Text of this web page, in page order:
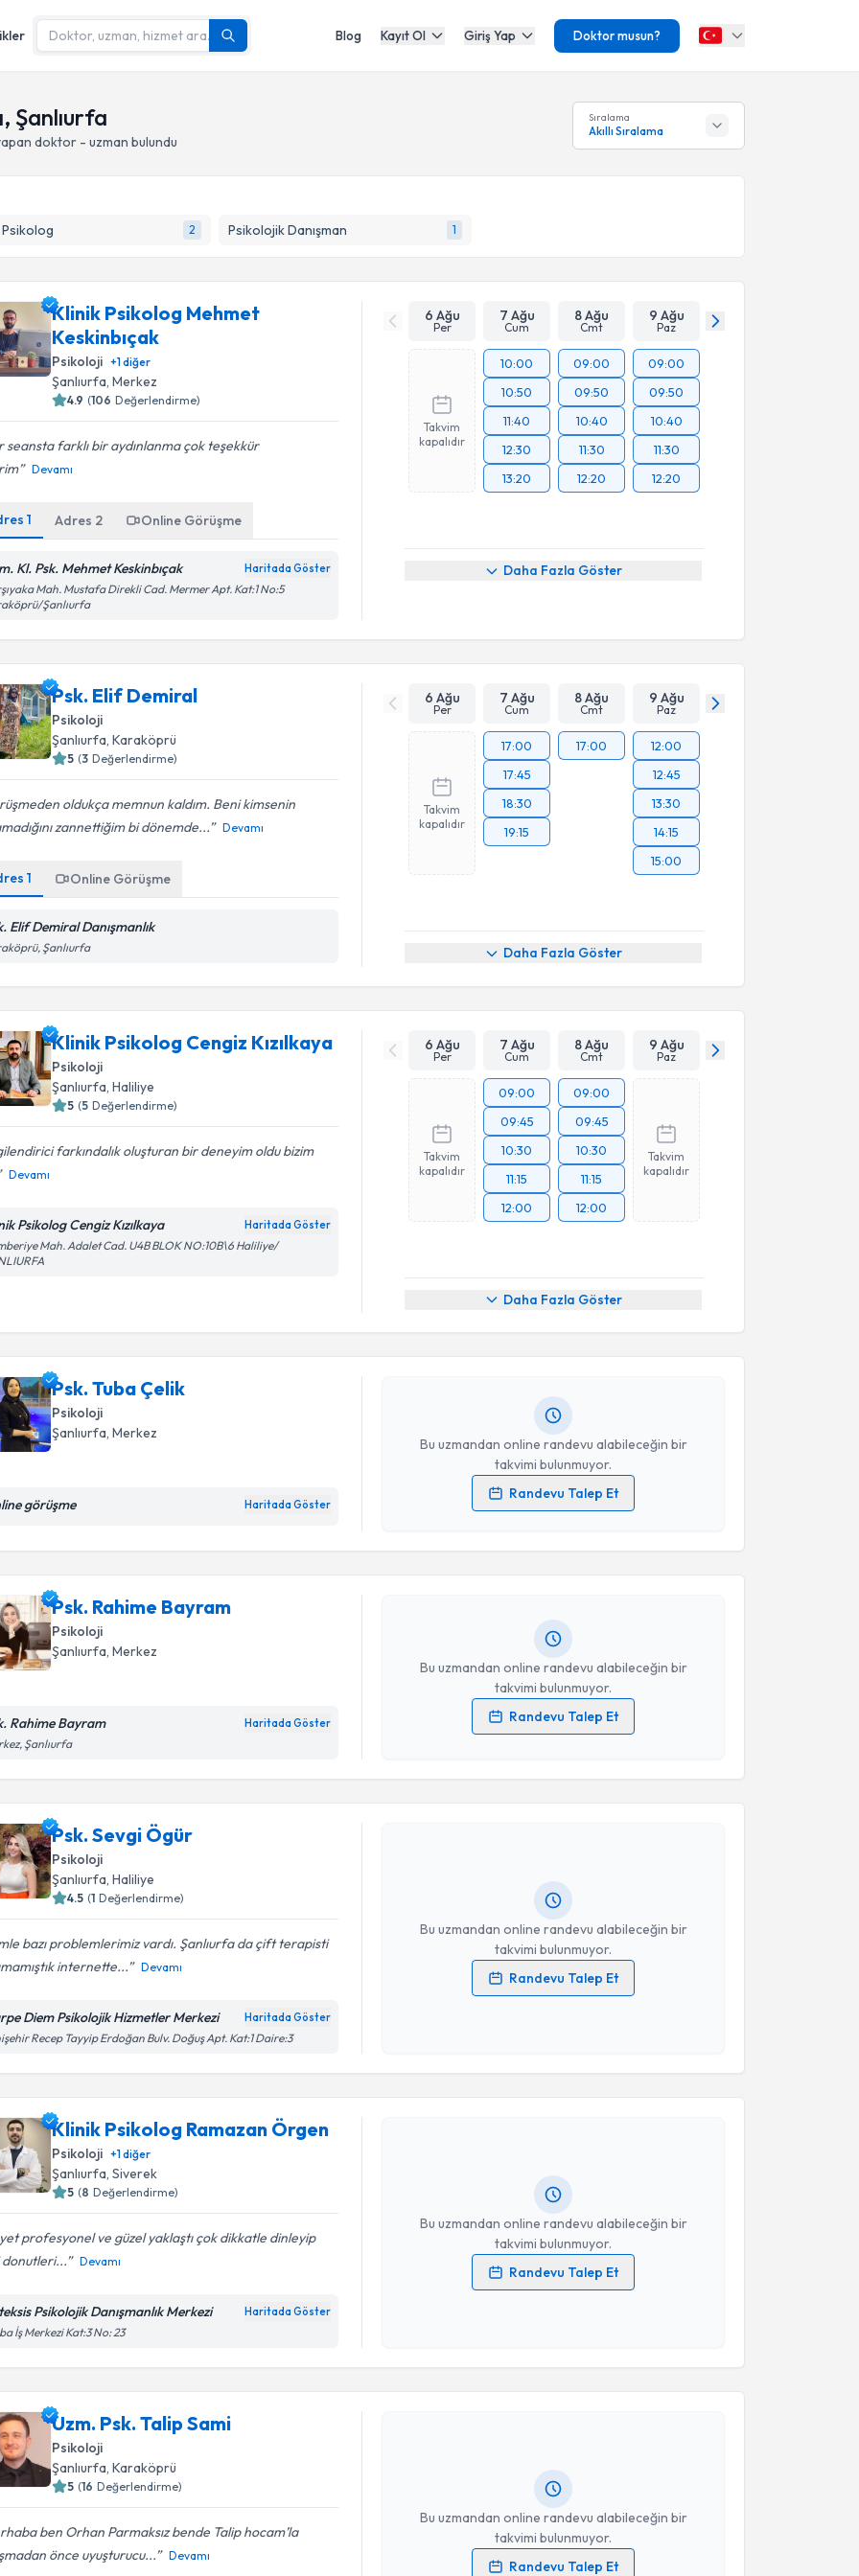
Blog Kayıt Ol Giriş Yap Doktor musun?
Şanlıurfa
doktor - uzman bulundu
Sıralama
Akıllı Sıralama
2 Psikolojik Danışman 1
Klinik Psikolog Mehmet
Keskinbıçak
Psikoloji +1diğer
Şanlıurfa, Merkez
4.9 (106 Değerlendirme)
seansta farklı bir aydınlanma çok teşekkür
Devamı
1 Adres 2 Online Görüşme
Kl. Psk. Mehmet Keskinbıçak Haritada Göster
Mah. Mustafa Direkli Cad. Mermer Apt. Kat:1 No:5
Şanlıurfa
6 Ağu
Per
7 Ağu
Cum
8 Ağu
Cmt
9 Ağu
Paz
Takvim
kapalıdır
10:00
10:50
11:40
12:30
13:20
09:00
09:50
10:40
11:30
12:20
09:00
09:50
10:40
11:30
12:20
Daha Fazla Göster
Psk. Elif Demiral
Psikoloji
Şanlıurfa, Karaköprü
5 (3 Değerlendirme)
oldukça memnun kaldım. Beni kimsenin
zannettiğim bi dönemde...
Devamı
1 Online Görüşme
Elif Demiral Danışmanlık
Şanlıurfa
6 Ağu
Per
7 Ağu
Cum
8 Ağu
Cmt
9 Ağu
Paz
Takvim
kapalıdır
17:00
17:45
18:30
19:15
17:00
12:00
12:45
13:30
14:15
15:00
Daha Fazla Göster
Klinik Psikolog Cengiz Kızılkaya
Psikoloji
Şanlıurfa , Haliliye
5 (5 Değerlendirme)
farkındalık oluşturan bir deneyim oldu bizim
Devamı
Psikolog Cengiz Kızılkaya Haritada Göster
Mah. Adalet Cad. U4B BLOK NO:10B\6 Haliliye/
6 Ağu
Per
7 Ağu
Cum
8 Ağu
Cmt
9 Ağu
Paz
Takvim
kapalıdır
09:00
09:45
10:30
11:15
12:00
09:00
09:45
10:30
11:15
12:00
Takvim
kapalıdır
Daha Fazla Göster
Psk. Tuba Çelik
Psikoloji
Şanlıurfa, Merkez
görüşme Haritada Göster
Bu uzmandan online randevu alabileceğin bir
takvimi bulunmuyor.
Randevu Talep Et
Randevu Takvimi Talebi
uzmandan randevu almanız için bir takvim hazırlandığında e-
posta ile bilgilendireceğiz.
Kişisel verilerimin işlenmesine ilişkinAydınlatma Metni
işlenmesini kabul ediyorum.
Psk. Rahime Bayram
Psikoloji
Şanlıurfa, Merkez
Rahime Bayram Haritada Göster
Şanlıurfa
Bu uzmandan online randevu alabileceğin bir
takvimi bulunmuyor.
Randevu Talep Et
Randevu Takvimi Talebi
Kişisel verilerimin işlenmesine ilişkinAydınlatma Metni
işlenmesini kabul ediyorum.
Psk. Sevgi Ögür
Psikoloji
Şanlıurfa, Haliliye
4.5 (1 Değerlendirme)
bazı problemlerimiz vardı. Şanlıurfa da çift terapisti
internette...
Devamı
Diem Psikolojik Hizmetler Merkezi Haritada Göster
Recep Tayyip Erdoğan Bulv. Doğuş Apt. Kat:1 Daire:3
Bu uzmandan online randevu alabileceğin bir
takvimi bulunmuyor.
Randevu Talep Et
Randevu Takvimi Talebi
Psk. Sevgi Ögür
Kişisel verilerimin işlenmesine ilişkinAydınlatma Metni
Takvim Talebini Gönder
Klinik Psikolog Ramazan Örgen
Psikoloji +1diğer
Şanlıurfa, Siverek
5 (8 Değerlendirme)
profesyonel ve güzel yaklaştı çok dikkatle dinleyip
Devamı
Psikolojik Danışmanlık Merkezi Haritada Göster
İş Merkezi Kat:3 No: 23
Bu uzmandan online randevu alabileceğin bir
takvimi bulunmuyor.
Randevu Talep Et
Randevu Takvimi Talebi
Klinik Psikolog Ramazan Örgen
Kişisel verilerimin işlenmesine ilişkinAydınlatma Metni
Takvim Talebini Gönder
Uzm. Psk. Talip Sami
Psikoloji
Şanlıurfa, Karaköprü
5 (16 Değerlendirme)
ben Orhan Parmaksız bende Talip hocam’la
önce uyuşturucu...
Devamı
Bu uzmandan online randevu alabileceğin bir
takvimi bulunmuyor.
Randevu Talep Et
Randevu Takvimi Talebi
Uzm. Psk. Talip Sami